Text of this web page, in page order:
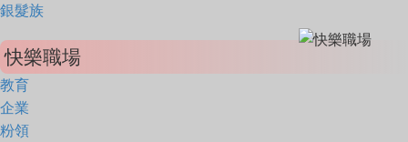
銀髮族
快樂職場
教育
企業
粉領